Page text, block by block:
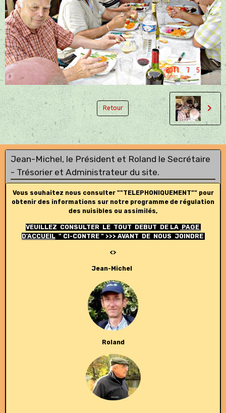
Retour
Jean-Michel, le Président et Roland le Secrétaire
- Trésorier et Administrateur du site.
Vous souhaitez nous consulter ""TELEPHONIQUEMENT"" pour
obtenir des informations sur notre programme de régulation
des nuisibles ou assimilés,
VEUILLEZ CONSULTER LE TOUT DEBUT DE LA PAGE
D'ACCUEIL" CI-CONTRE " >>> AVANT DE NOUS JOINDRE
<>
Jean-Michel
Roland